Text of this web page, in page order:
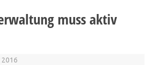
muss aktiv
2016